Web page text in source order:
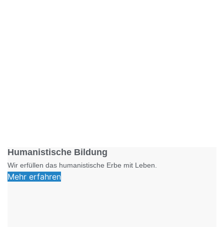
Humanistische Bildung
Wir erfüllen das humanistische Erbe mit Leben.
Mehr erfahren